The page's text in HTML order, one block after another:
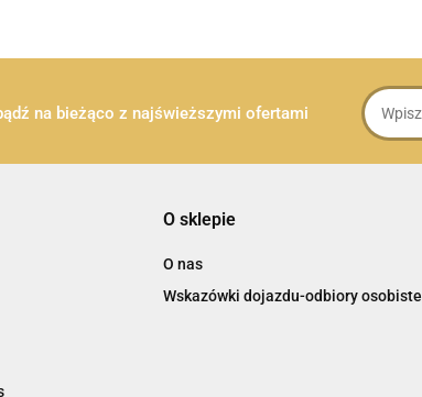
na bieżąco z najświeższymi ofertami
O sklepie
O nas
Wskazówki dojazdu-odbiory osobiste